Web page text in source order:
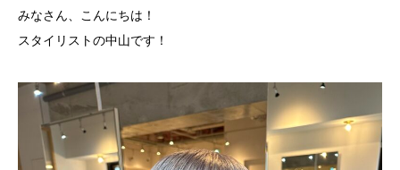
みなさん、こんにちは！
スタイリストの中山です！